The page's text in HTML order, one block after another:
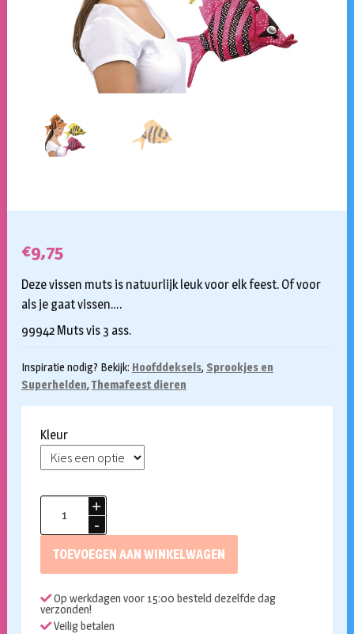
€9,75
Deze vissen muts is natuurlijk leuk voor elk feest. Of voor
als je gaat vissen….
99942 Muts vis 3 ass.
Inspiratie nodig? Bekijk: Hoofddeksels, Sprookjes en
Superhelden,Themafeest dieren
Kleur
TOEVOEGEN AAN WINKELWAGEN
Op werkdagen voor 15:00 besteld dezelfde dag
verzonden!
Veilig betalen